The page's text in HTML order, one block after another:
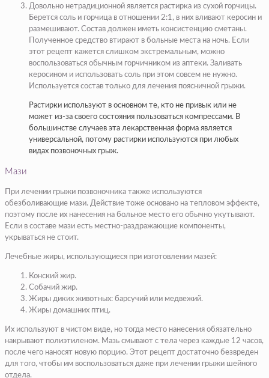
Довольно нетрадиционной является растирка из сухой горчицы.
Берется соль и горчица в отношении 2:1, в них вливают керосин и
размешивают. Состав должен иметь консистенцию сметаны.
Полученное средство втирают в больные места на ночь. Если
этот рецепт кажется слишком экстремальным, можно
воспользоваться обычным горчичником из аптеки. Заливать
керосином и использовать соль при этом совсем не нужно.
Используется состав только для лечения поясничной грыжи.
Растирки используют в основном те, кто не привык или не
может из-за своего состояния пользоваться компрессами. В
большинстве случаев эта лекарственная форма является
универсальной, потому растирки используются при любых
видах позвоночных грыж.
Мази
При лечении грыжи позвоночника также используются
обезболивающие мази. Действие тоже основано на тепловом эффекте,
поэтому после их нанесения на больное место его обычно укутывают.
Если в составе мази есть местно-раздражающие компоненты,
укрываться не стоит.
Лечебные жиры, использующиеся при изготовлении мазей:
Конский жир.
Собачий жир.
Жиры диких животных: барсучий или медвежий.
Жиры домашних птиц.
Их используют в чистом виде, но тогда место нанесения обязательно
накрывают полиэтиленом. Мазь смывают с тела через каждые 12 часов,
после чего наносят новую порцию. Этот рецепт достаточно безвреден
для того, чтобы им воспользоваться даже при лечении грыжи шейного
отдела.